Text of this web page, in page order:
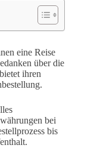
eine Reise
über die
ihren
bei
bis